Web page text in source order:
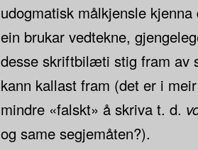
udogmatisk målkjensle
ein brukar vedtekne,
desse skriftbilæti stig fram av
kann kallast fram (det er i
mindre «falskt» å skriva t. d.
og same segjemåten?).